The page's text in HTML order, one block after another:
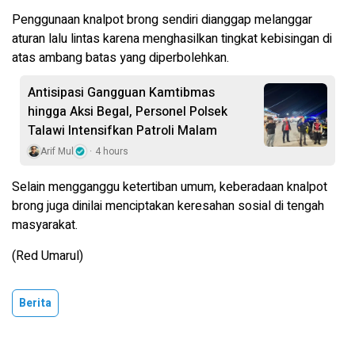
Penggunaan knalpot brong sendiri dianggap melanggar
aturan lalu lintas karena menghasilkan tingkat kebisingan di
atas ambang batas yang diperbolehkan.
Antisipasi Gangguan Kamtibmas
hingga Aksi Begal, Personel Polsek
Talawi Intensifkan Patroli Malam
Arif Mul 4 hours
Selain mengganggu ketertiban umum, keberadaan knalpot
brong juga dinilai menciptakan keresahan sosial di tengah
masyarakat.
(Red Umarul)
Berita